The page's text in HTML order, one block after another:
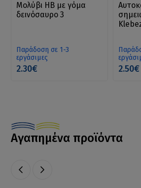
Μολύβι HB με γόμα
δεινόσαυρο 3
Παράδοση σε 1-3
εργάσιμες
2.30€ 2.50€
Αγαπημένα προϊόντα